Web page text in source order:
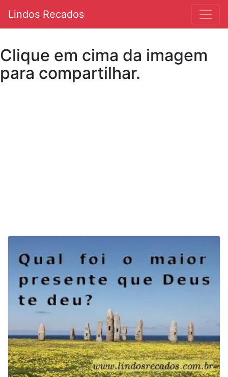
Lindos Recados
Clique em cima da imagem
para compartilhar.